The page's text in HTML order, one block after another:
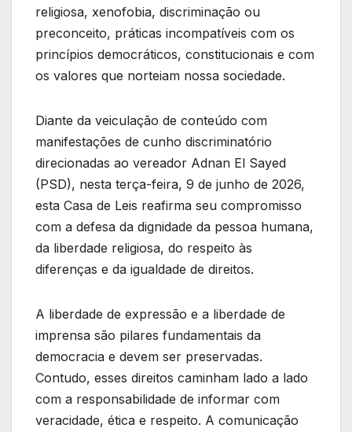
religiosa, xenofobia, discriminação ou
preconceito, práticas incompatíveis com os
princípios democráticos, constitucionais e com
os valores que norteiam nossa sociedade.
Diante da veiculação de conteúdo com
manifestações de cunho discriminatório
direcionadas ao vereador Adnan El Sayed
(PSD), nesta terça-feira, 9 de junho de 2026,
esta Casa de Leis reafirma seu compromisso
com a defesa da dignidade da pessoa humana,
da liberdade religiosa, do respeito às
diferenças e da igualdade de direitos.
A liberdade de expressão e a liberdade de
imprensa são pilares fundamentais da
democracia e devem ser preservadas.
Contudo, esses direitos caminham lado a lado
com a responsabilidade de informar com
veracidade, ética e respeito. A comunicação